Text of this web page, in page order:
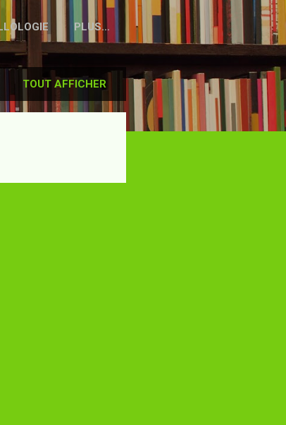
PLUS…
TOUT AFFICHER